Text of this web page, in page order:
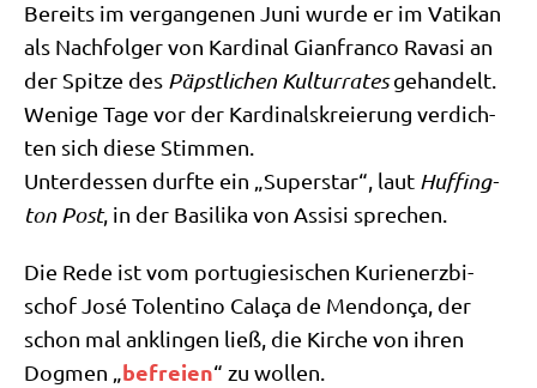
Bereits im ver­gan­ge­nen Juni wur­de er im Vati­kan
als Nach­fol­ger von Kar­di­nal Gian­fran­co Rava­si an
der Spit­ze des Päpst­li­chen Kul­tur­ra­tesgehan­delt.
Weni­ge Tage vor der Kar­di­nals­kre­ierung ver­dich­
ten sich die­se Stim­men.
Unter­des­sen durf­te ein „Super­star“, laut Huf­fing­
ton Post, in der Basi­li­ka von Assi­si sprechen.
Die Rede ist vom por­tu­gie­si­schen Kuri­en­erz­bi­
schof José Tolen­ti­no Cala­ça de Men­don­ça, der
schon mal anklin­gen ließ, die Kir­che von ihren
Dog­men „befrei­en“ zu wollen.